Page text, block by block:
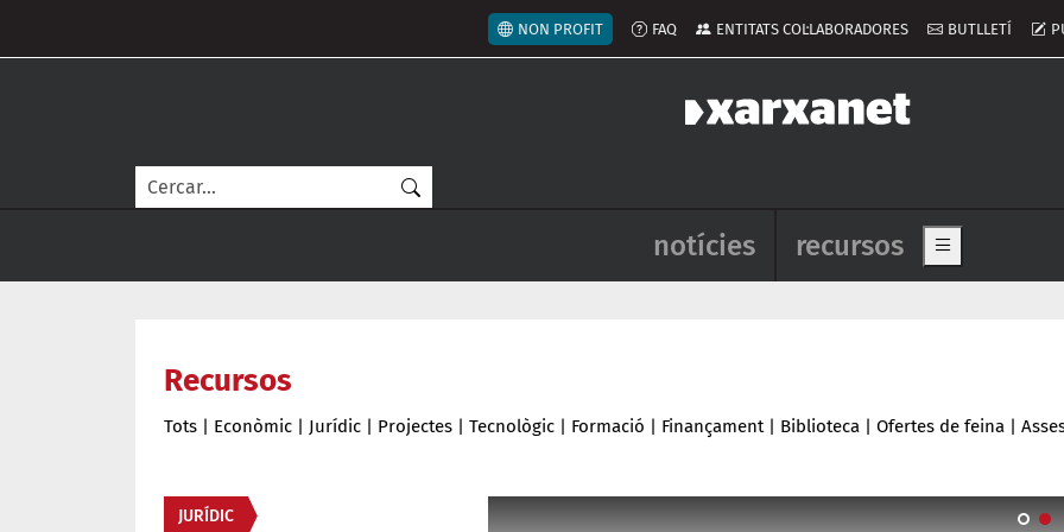
Menú del compte d'usuari
NON PROFIT FAQ ENTITATS COL·LABORADORES BUTLLETÍ
Cerca
Navegació principal de
notícies recursos Show main
Recursos
Tots | Econòmic | Jurídic | Projectes | Tecnològic | Formació | Finançament | Biblioteca | Ofertes de feina |
Àmbit
JURÍDIC